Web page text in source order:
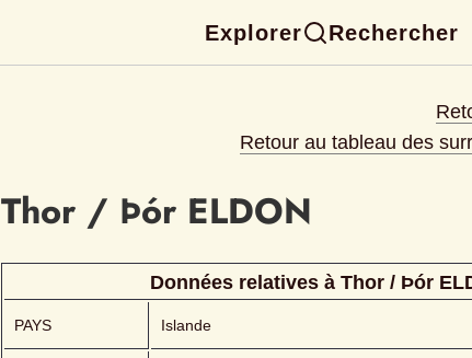
Explorer Rechercher
Retour au tableau des
Thor / Þór ELDON
Données relatives à Thor / Þór
PAYS Islande